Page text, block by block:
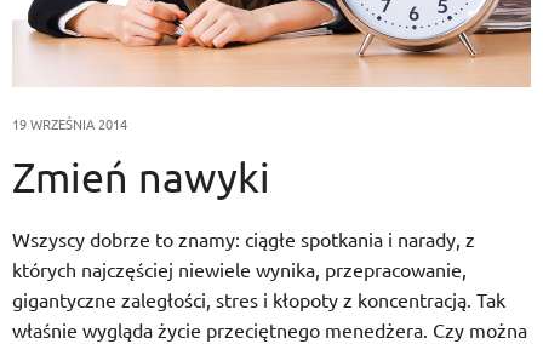
19 WRZEŚNIA 2014
Zmień nawyki
Wszyscy dobrze to znamy: ciągłe spotkania i narady, z
których najczęściej niewiele wynika, przepracowanie,
gigantyczne zaległości, stres i kłopoty z koncentracją. Tak
właśnie wygląda życie przeciętnego menedżera. Czy można